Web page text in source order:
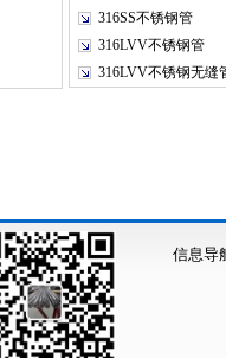
316SS不锈钢管
316LVV不锈钢管
316LVV不锈钢无缝
信息导